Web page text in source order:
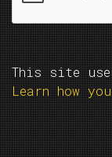
This site
Learn how